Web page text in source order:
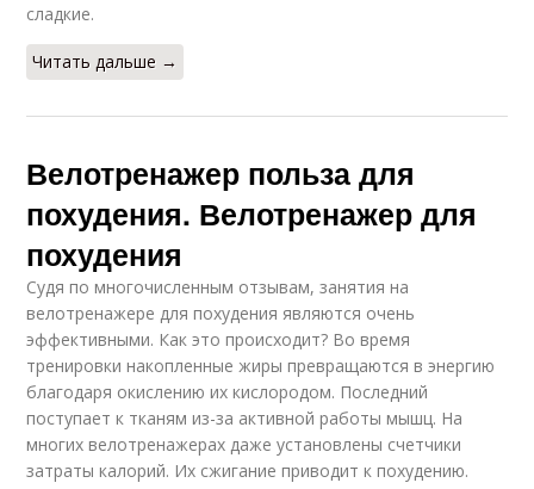
сладкие.
Читать дальше →
Велотренажер польза для
похудения. Велотренажер для
похудения
Судя по многочисленным отзывам, занятия на
велотренажере для похудения являются очень
эффективными. Как это происходит? Во время
тренировки накопленные жиры превращаются в энергию
благодаря окислению их кислородом. Последний
поступает к тканям из-за активной работы мышц. На
многих велотренажерах даже установлены счетчики
затраты калорий. Их сжигание приводит к похудению.